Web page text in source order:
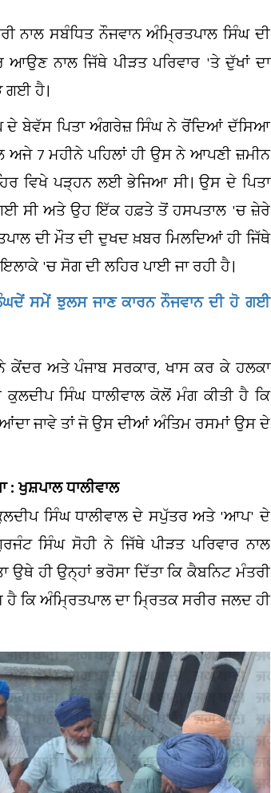
ਸਬੰਧਿਤ ਨੌਜਵਾਨ ਅੰਮ੍ਰਿਤਪਾਲ ਸਿੰਘ ਦੀ
ਨਾਲ ਜਿੱਥੇ ਪੀੜਤ ਪਰਿਵਾਰ 'ਤੇ ਦੁੱਖਾਂ ਦਾ
ਗਈ ਹੈ।
ਦੇ ਬੇਵੱਸ ਪਿਤਾ ਅੰਗਰੇਜ਼ ਸਿੰਘ ਨੇ ਰੋਂਦਿਆਂ ਦੱਸਿਆ
7 ਮਹੀਨੇ ਪਹਿਲਾਂ ਹੀ ਉਸ ਨੇ ਆਪਣੀ ਜ਼ਮੀਨ
ਵਿਖੇ ਪੜ੍ਹਨ ਲਈ ਭੇਜਿਆ ਸੀ। ਉਸ ਦੇ ਪਿਤਾ
ਗਈ ਸੀ ਅਤੇ ਉਹ ਇੱਕ ਹਫ਼ਤੇ ਤੋਂ ਹਸਪਤਾਲ 'ਚ ਜ਼ੇਰੇ
ਦੀ ਮੌਤ ਦੀ ਦੁਖਦ ਖ਼ਬਰ ਮਿਲਦਿਆਂ ਹੀ ਜਿੱਥੇ
'ਚ ਸੋਗ ਦੀ ਲਹਿਰ ਪਾਈ ਜਾ ਰਹੀ ਹੈ।
ਸਮੇਂ ਝੁਲਸ ਜਾਣ ਕਾਰਨ ਨੌਜਵਾਨ ਦੀ ਹੋ ਗਈ
ਕੇਂਦਰ ਅਤੇ ਪੰਜਾਬ ਸਰਕਾਰ, ਖਾਸ ਕਰ ਕੇ ਹਲਕਾ
ਸਿੰਘ ਧਾਲੀਵਾਲ ਕੋਲੋਂ ਮੰਗ ਕੀਤੀ ਹੈ ਕਿ
ਜਾਵੇ ਤਾਂ ਜੋ ਉਸ ਦੀਆਂ ਅੰਤਿਮ ਰਸਮਾਂ ਉਸ ਦੇ
ਖੁਸ਼ਪਾਲ ਧਾਲੀਵਾਲ
ਸਿੰਘ ਧਾਲੀਵਾਲ ਦੇ ਸਪੁੱਤਰ ਅਤੇ 'ਆਪ' ਦੇ
ਸਿੰਘ ਸੋਹੀ ਨੇ ਜਿੱਥੇ ਪੀੜਤ ਪਰਿਵਾਰ ਨਾਲ
ਉਥੇ ਹੀ ਉਨ੍ਹਾਂ ਭਰੋਸਾ ਦਿੱਤਾ ਕਿ ਕੈਬਨਿਟ ਮੰਤਰੀ
ਕਿ ਅੰਮ੍ਰਿਤਪਾਲ ਦਾ ਮ੍ਰਿਤਕ ਸਰੀਰ ਜਲਦ ਹੀ